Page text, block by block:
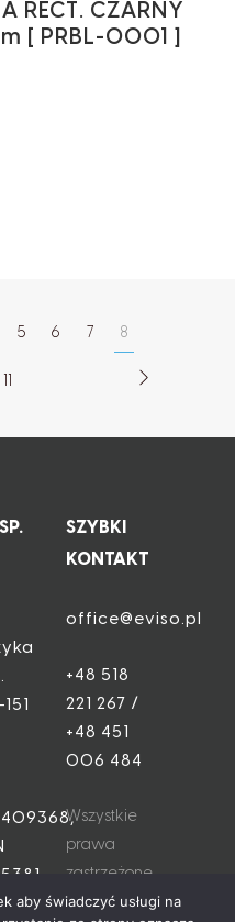
RECT. CZARNY
[ PRBL-0001 ]
5 6 7 8
SZYBKI
KONTAKT
office@eviso.pl
+48 518
221 267 /
+48 451
006 484
Wszystkie
prawa
zastrzeżone
© 2022
aby świadczyć usługi na